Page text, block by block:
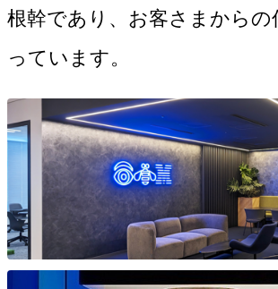
根幹であり、お客さまからの